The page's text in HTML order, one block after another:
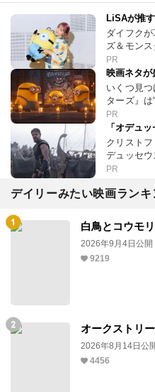
LiSAが推
ダイフク
ズ＆モン
PR
映画ネタが
いくつ見
ターズ』は
PR
「オデュ
クリスト
デュッセウ
PR
デイリーみたい映画ランキ
白鳥とコウモリ
2026年9月4日公開
9219
オークストリ
2026年8月14日公
4456